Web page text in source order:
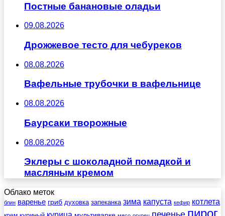
Постные банановые оладьи
09.08.2026
Дрожжевое тесто для чебуреков
08.08.2026
Вафельные трубочки в вафельнице
08.08.2026
Баурсаки творожные
08.08.2026
Эклеры с шоколадной помадкой и
масляным кремом
Облако меток
блин варенье гриб духовка запеканка зима капуста кефир котлета
пирог